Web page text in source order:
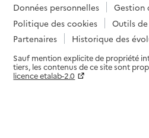
Données personnelles
Gestion
Politique des cookies
Outils
Partenaires
Historique des
Sauf mention explicite de propriété
tiers, les contenus de ce site sont
licence etalab-2.0